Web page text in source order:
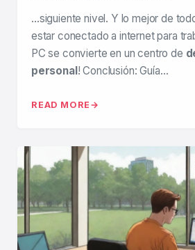
…siguiente nivel. Y lo mejor de
estar conectado a internet para
PC se convierte en un centro de
personal! Conclusión: Guía…
READ MORE